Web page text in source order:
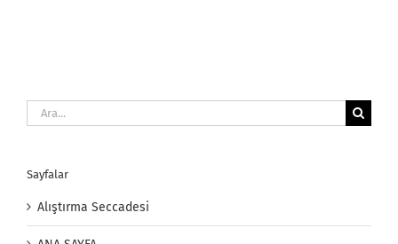
Ara:
Sayfalar
Alıştırma Seccadesi